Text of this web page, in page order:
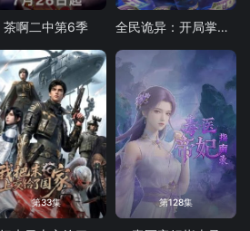
茶啊二中第6季 全民诡异：开局掌握零元购
第33集 第128集